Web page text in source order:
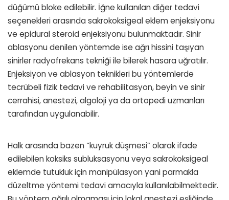
düğümü bloke edilebilir. İğne kullanılan diğer tedavi
seçenekleri arasında sakrokoksigeal eklem enjeksiyonu
ve epidural steroid enjeksiyonu bulunmaktadır. Sinir
ablasyonu denilen yöntemde ise ağrı hissini taşıyan
sinirler radyofrekans tekniği ile bilerek hasara uğratılır.
Enjeksiyon ve ablasyon teknikleri bu yöntemlerde
tecrübeli fizik tedavi ve rehabilitasyon, beyin ve sinir
cerrahisi, anestezi, algoloji ya da ortopedi uzmanları
tarafından uygulanabilir.
Halk arasında bazen “kuyruk düşmesi” olarak ifade
edilebilen koksiks subluksasyonu veya sakrokoksigeal
eklemde tutukluk için manipülasyon yani parmakla
düzeltme yöntemi tedavi amacıyla kullanılabilmektedir.